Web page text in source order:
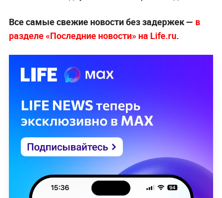
Все самые свежие новости без задержек — в
разделе «Последние новости» на Life.ru.